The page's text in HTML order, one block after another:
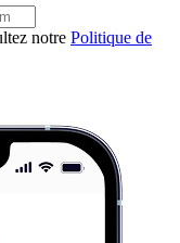
notre Politique de